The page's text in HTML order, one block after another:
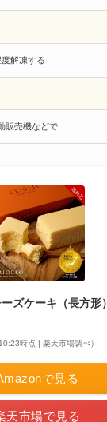
解凍する
販売機などで
ズケーキ（長方形）
時点 | 楽天市場調べ）
で見る
天市場で見る